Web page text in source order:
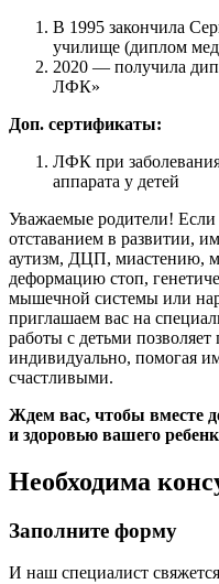
В 1995 закончила
училище (диплом
2020 — получила
ЛФК»
Доп. сертификаты:
ЛФК при
аппарата у детей
Уважаемые родители! Если
отставанием в развитии,
аутизм, ДЦП, миастению,
деформацию стоп,
мышечной системы или
приглашаем вас на
работы с детьми
индивидуально, помогая
счастливыми.
Ждем вас, чтобы вместе
и здоровью вашего
Необходима
Заполните форму
И наш специалист